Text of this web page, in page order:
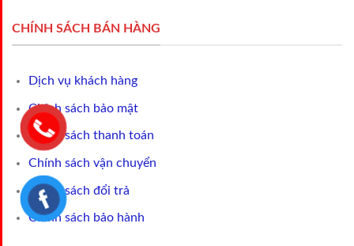
CHÍNH SÁCH BÁN HÀNG
Dịch vụ khách hàng
Chính sách bảo mật
Chính sách thanh toán
Chính sách vận chuyển
Chính sách đổi trả
Chính sách bảo hành